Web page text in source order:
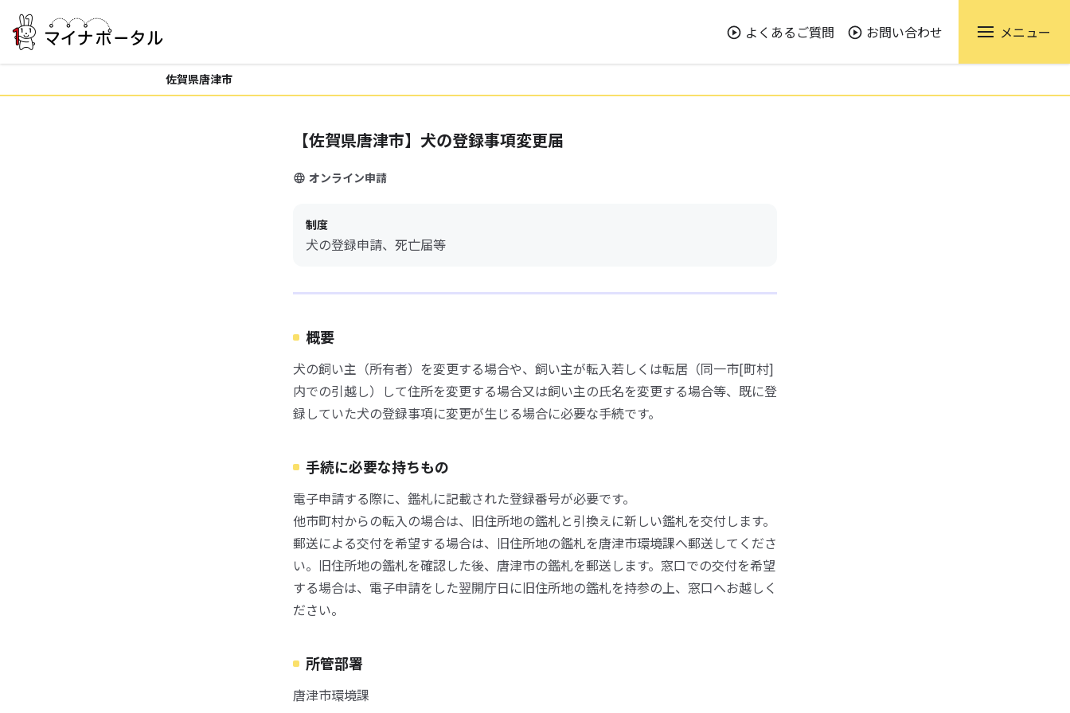
よくあるご質問 お問い合わせ メニュー
佐賀県唐津市
【佐賀県唐津市】犬の登録事項変更届
オンライン申請
制度
犬の登録申請、死亡届等
概要
犬の飼い主（所有者）を変更する場合や、飼い主が転入若しくは転居（同一市[町村]
内での引越し）して住所を変更する場合又は飼い主の氏名を変更する場合等、既に登
録していた犬の登録事項に変更が生じる場合に必要な手続です。
手続に必要な持ちもの
電子申請する際に、鑑札に記載された登録番号が必要です。
他市町村からの転入の場合は、旧住所地の鑑札と引換えに新しい鑑札を交付します。
郵送による交付を希望する場合は、旧住所地の鑑札を唐津市環境課へ郵送してくださ
い。旧住所地の鑑札を確認した後、唐津市の鑑札を郵送します。窓口での交付を希望
する場合は、電子申請をした翌開庁日に旧住所地の鑑札を持参の上、窓口へお越しく
ださい。
所管部署
唐津市環境課